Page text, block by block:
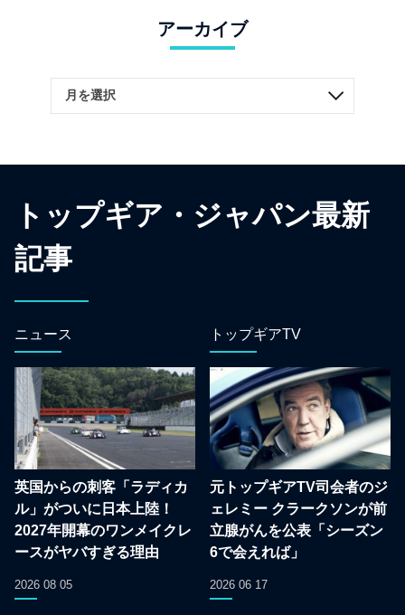
アーカイブ
トップギア・ジャパン最新
記事
ニュース
英国からの刺客「ラディカ
ル」がついに日本上陸！
2027年開幕のワンメイクレ
ースがヤバすぎる理由
2026 08 05
トップギアTV
元トップギアTV司会者のジ
ェレミー クラークソンが前
立腺がんを公表「シーズン
6で会えれば」
2026 06 17